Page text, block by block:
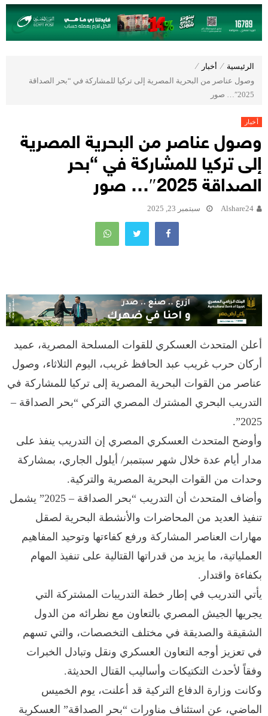
الرئيسية ⁄ أخبار ⁄
وصول عناصر من البحرية المصرية إلى تركيا للمشاركة في “بحر الصداقة
2025″… صور
أخبار
وصول عناصر من البحرية المصرية
إلى تركيا للمشاركة في “بحر
الصداقة 2025″… صور
Alshare24 سبتمبر 23, 2025
أعلن المتحدث العسكري للقوات المسلحة المصرية، عميد
أركان حرب غريب عبد الحافظ غريب، اليوم الثلاثاء، وصول
عناصر من القوات البحرية المصرية إلى تركيا للمشاركة في
التدريب البحري المشترك المصري التركي “بحر الصداقة –
2025”.
وأوضح المتحدث العسكري المصري إن التدريب ينفذ على
مدار أيام عدة خلال شهر سبتمبر/ أيلول الجاري، بمشاركة
وحدات من القوات البحرية المصرية والتركية.
وأضاف المتحدث أن التدريب “بحر الصداقة – 2025” يشمل
تنفيذ العديد من المحاضرات والأنشطة البحرية لصقل
مهارات العناصر المشاركة ورفع كفاءتها وتوحيد المفاهيم
العملياتية، ما يزيد من قدراتها القتالية على تنفيذ المهام
بكفاءة واقتدار.
يأتي التدريب في إطار خطة التدريبات المشتركة التي
يجريها الجيش المصري بالتعاون مع نظرائه من الدول
الشقيقة والصديقة في مختلف التخصصات، والتي تسهم
في تعزيز أوجه التعاون العسكري ونقل وتبادل الخبرات
وفقاً لأحدث التكتيكات وأساليب القتال الحديثة.
وكانت وزارة الدفاع التركية قد أعلنت، يوم الخميس
الماضي، عن استئناف مناورات “بحر الصداقة” العسكرية